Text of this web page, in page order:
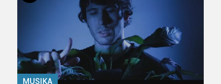
teknologia erabiliz, cookieak adibidez, iragarki eta eduki
pertsonalizatuak eskaintzeko, iragarkiak eta edukia
neurtzeko, jendeari buruzko informazioa biltzeko eta
produktuak garatzeko. Zure datuak nork eta zertarako
erabiltzen dituen hauta dezakezu.
Bazkide batzuek ez dizute baimenik eskatzen, eta beren
MUSIKA